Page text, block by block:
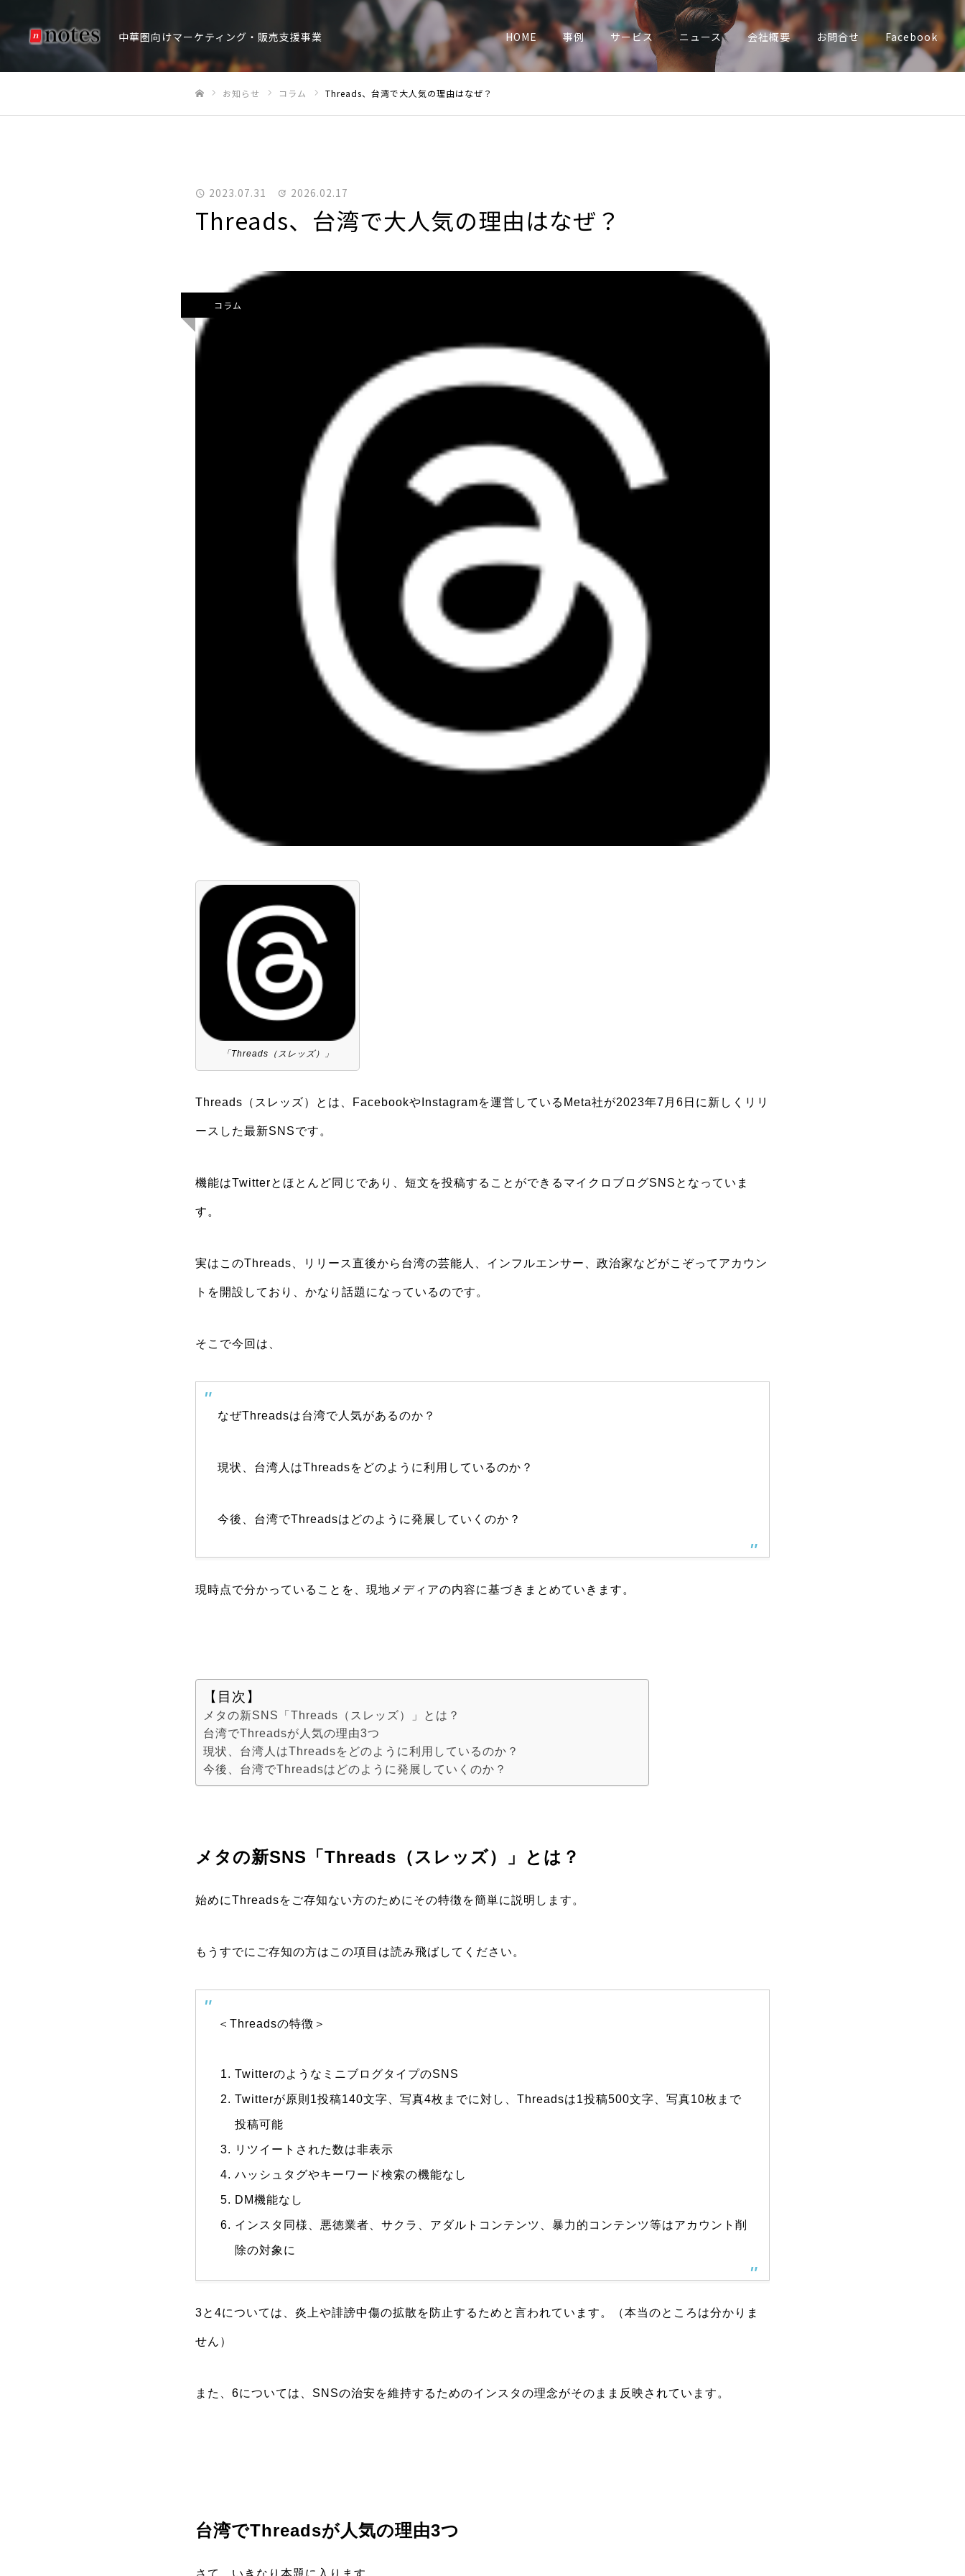
中華圏向けマーケティング・販売支援事業 HOME 事例 サービス ニュース 会社概要 お問合せ Facebook
お知らせ コラム Threads、台湾で大人気の理由はなぜ？
2023.07.31 2026.02.17
Threads、台湾で大人気の理由はなぜ？
コラム
「Threads（スレッズ）」
Threads（スレッズ）とは、FacebookやInstagramを運営しているMeta社が2023年7月6日に新しくリリ
ースした最新SNSです。
機能はTwitterとほとんど同じであり、短文を投稿することができるマイクロブログSNSとなっていま
す。
実はこのThreads、リリース直後から台湾の芸能人、インフルエンサー、政治家などがこぞってアカウン
トを開設しており、かなり話題になっているのです。
そこで今回は、
なぜThreadsは台湾で人気があるのか？
現状、台湾人はThreadsをどのように利用しているのか？
今後、台湾でThreadsはどのように発展していくのか？
現時点で分かっていることを、現地メディアの内容に基づきまとめていきます。
【目次】
メタの新SNS「Threads（スレッズ）」とは？
台湾でThreadsが人気の理由3つ
現状、台湾人はThreadsをどのように利用しているのか？
今後、台湾でThreadsはどのように発展していくのか？
メタの新SNS「Threads（スレッズ）」とは？
始めにThreadsをご存知ない方のためにその特徴を簡単に説明します。
もうすでにご存知の方はこの項目は読み飛ばしてください。
＜Threadsの特徴＞
TwitterのようなミニブログタイプのSNS
Twitterが原則1投稿140文字、写真4枚までに対し、Threadsは1投稿500文字、写真10枚まで
投稿可能
リツイートされた数は非表示
ハッシュタグやキーワード検索の機能なし
DM機能なし
インスタ同様、悪徳業者、サクラ、アダルトコンテンツ、暴力的コンテンツ等はアカウント削
除の対象に
3と4については、炎上や誹謗中傷の拡散を防止するためと言われています。（本当のところは分かりま
せん）
また、6については、SNSの治安を維持するためのインスタの理念がそのまま反映されています。
台湾でThreadsが人気の理由3つ
さて、いきなり本題に入ります。